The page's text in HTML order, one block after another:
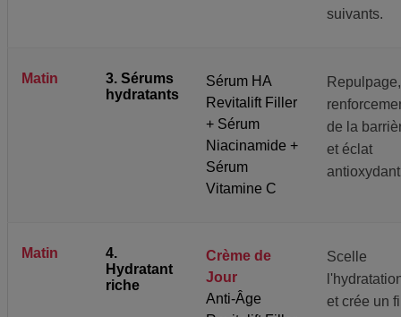
suivants.
Matin
3. Sérums
hydratants
Sérum HA
Revitalift Filler
+ Sérum
Niacinamide +
Sérum
Vitamine C
Repulpage,
de la
et éclat
Matin
4.
Hydratant
riche
Crème de
Jour
Anti-Âge
Scelle
et crée un